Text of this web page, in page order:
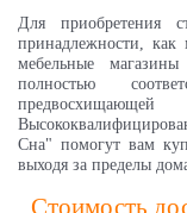
Для приобретения
принадлежности,
мебельные
полностью
Сна" помогут вам
выходя за пределы
Стоимость